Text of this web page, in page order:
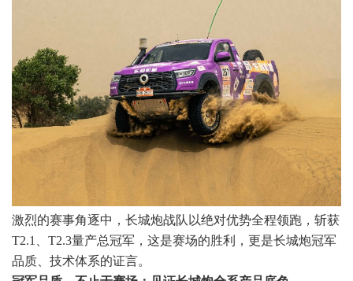
激烈的赛事角逐中，长城炮战队以绝对优势全程领跑，斩获
T2.1、T2.3量产总冠军，这是赛场的胜利，更是长城炮冠军
品质、技术体系的证言。